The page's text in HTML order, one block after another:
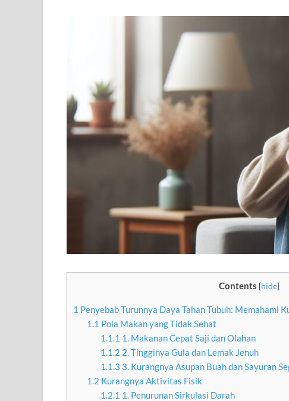
Contents [hide]
1 Penyebab Turunnya Daya Tahan Tubuh: Memahami
1.1 Pola Makan yang Tidak Sehat
1.1.1 1. Makanan Cepat Saji dan Olahan
1.1.2 2. Tingginya Gula dan Lemak Jenuh
1.1.3 3. Kurangnya Asupan Buah dan Sayuran
1.2 Kurangnya Aktivitas Fisik
1.2.1 1. Penurunan Sirkulasi Darah